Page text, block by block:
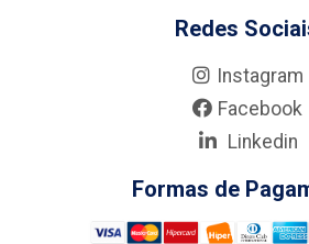
Redes
Instagram
Facebook
Linkedin
Formas de